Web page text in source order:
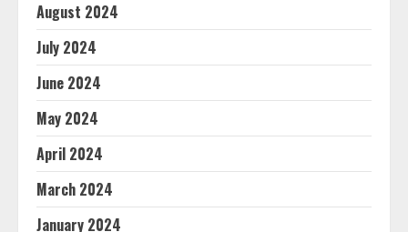
August 2024
July 2024
June 2024
May 2024
April 2024
March 2024
January 2024